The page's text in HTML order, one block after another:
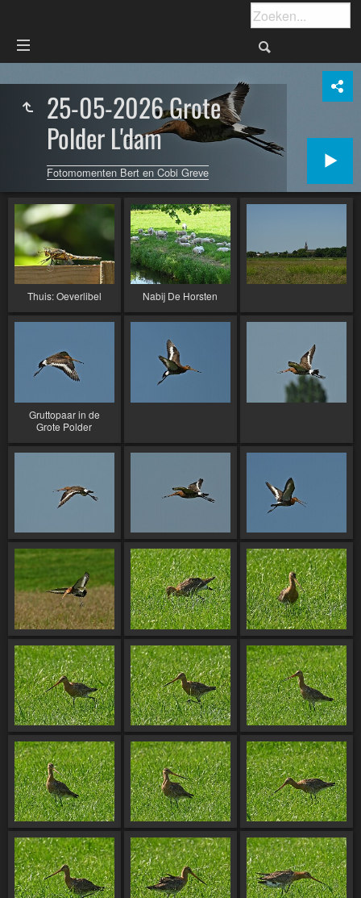
25-05-2026 Grote
Polder L'dam
Fotomomenten Bert en Cobi Greve
Thuis: Oeverlibel Nabij De Horsten
Gruttopaar in de
Grote Polder